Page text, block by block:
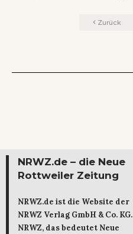
Zurück
NRWZ.de – die Neue
Rottweiler Zeitung
NRWZ.de ist die Website der
NRWZ Verlag GmbH & Co. KG.
NRWZ, das bedeutet Neue